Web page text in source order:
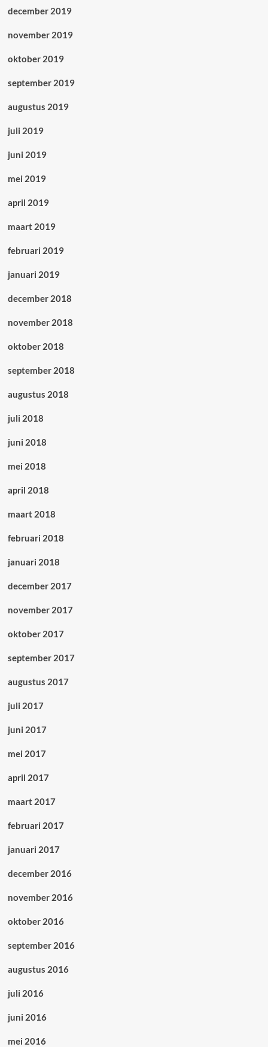
december 2019
november 2019
oktober 2019
september 2019
augustus 2019
juli 2019
juni 2019
mei 2019
april 2019
maart 2019
februari 2019
januari 2019
december 2018
november 2018
oktober 2018
september 2018
augustus 2018
juli 2018
juni 2018
mei 2018
april 2018
maart 2018
februari 2018
januari 2018
december 2017
november 2017
oktober 2017
september 2017
augustus 2017
juli 2017
juni 2017
mei 2017
april 2017
maart 2017
februari 2017
januari 2017
december 2016
november 2016
oktober 2016
september 2016
augustus 2016
juli 2016
juni 2016
mei 2016